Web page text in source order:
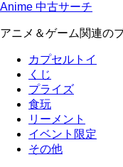
Anime 中古サーチ
アニメ＆ゲーム関連の
カプセルトイ
くじ
プライズ
食玩
リーメント
イベント限定
その他